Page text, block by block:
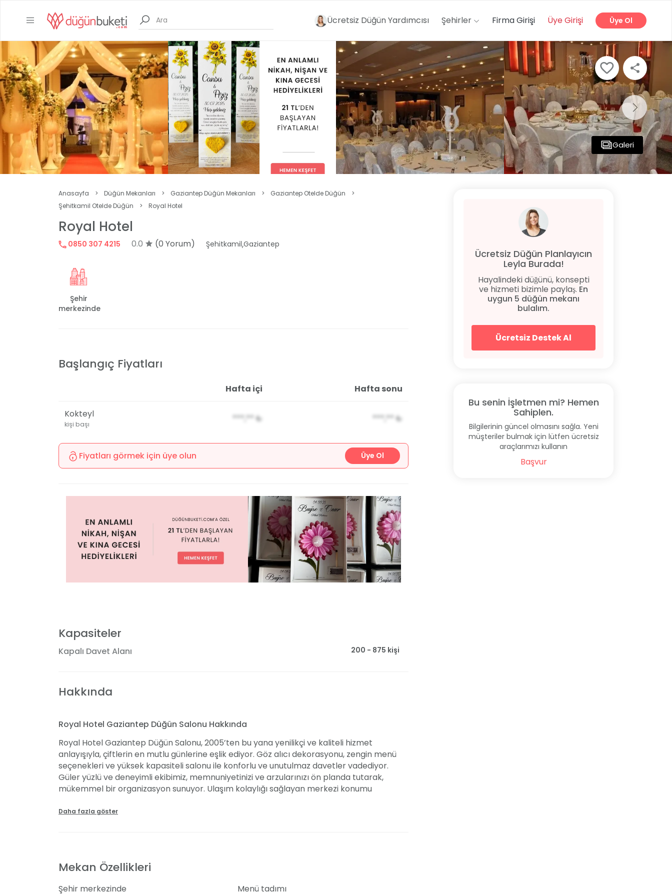
Ücretsiz Düğün Yardımcısı Şehirler Firma Girişi Üye Girişi Üye Ol
Galeri
Anasayfa > Düğün Mekanları > Gaziantep Düğün Mekanları > Gaziantep Otelde Düğün
>
Şehitkamil Otelde Düğün
> Royal Hotel
Royal Hotel
0850 307 4215 0.0 (0 Yorum) Şehitkamil,Gaziantep
Şehir
merkezinde
Başlangıç Fiyatları
Hafta içi Hafta sonu
Kokteyl
kişi başı
***,** ₺ ***,** ₺
Fiyatları görmek için üye olun Üye Ol
Kapasiteler
Kapalı Davet Alanı 200 - 875 kişi
Hakkında
Royal Hotel Gaziantep Düğün Salonu Hakkında
Royal Hotel Gaziantep Düğün Salonu, 2005’ten bu yana yenilikçi ve kaliteli hizmet
anlayışıyla, çiftlerin en mutlu günlerine eşlik ediyor. Göz alıcı dekorasyonu, zengin menü
seçenekleri ve yüksek kapasiteli salonu ile konforlu ve unutulmaz davetler vadediyor.
Güler yüzlü ve deneyimli ekibimiz, memnuniyetinizi ve arzularınızı ön planda tutarak,
mükemmel bir organizasyon sunuyor. Ulaşım kolaylığı sağlayan merkezi konumu
dostlarınızla doyasıya eğlenebilir, özel sahnemizde müzik dinletilerinin tadını
Daha fazla göster
Mekan Özellikleri
Şehir merkezinde
Menü tadımı
Ücretsiz Düğün Planlayıcın
Leyla Burada!
Hayalindeki düğünü, konsepti
ve hizmeti bizimle paylaş. En
uygun 5 düğün mekanı
bulalım.
Ücretsiz Destek Al
Bu senin İşletmen mi? Hemen
Sahiplen.
Bilgilerinin güncel olmasını sağla. Yeni
müşteriler bulmak için lütfen ücretsiz
araçlarımızı kullanın
Başvur